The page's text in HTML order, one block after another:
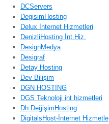
DCServers
DegisimHosting
Delux İnternet Hizmetleri
DenizliHosting İnt.Hiz.
DesignMedya
Desigraf
Detay Hosting
Dev Bilişim
DGN HOSTİNG
DGS Teknoloji int hizmetleri
Dh DeğişimHosting
DigitalsHost-İnternet Hizmetle